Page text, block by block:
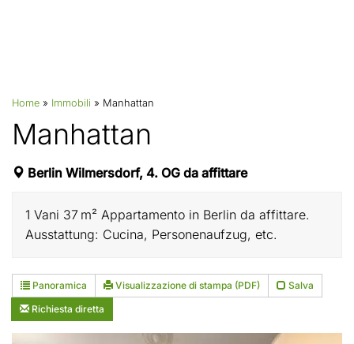
Home » Immobili » Manhattan
Manhattan
Berlin Wilmersdorf, 4. OG da affittare
1 Vani 37 m² Appartamento in Berlin da affittare.
Ausstattung: Cucina, Personenaufzug, etc.
Panoramica Visualizzazione di stampa (PDF)
Salva
Richiesta diretta